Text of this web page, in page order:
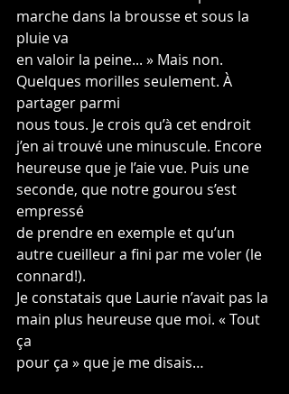
marche dans la brousse et sous la
pluie va
en valoir la peine... » Mais non.
Quelques morilles seulement. À
partager parmi
nous tous. Je crois qu’à cet endroit
j’en ai trouvé une minuscule. Encore
heureuse que je l’aie vue. Puis une
seconde, que notre gourou s’est
empressé
de prendre en exemple et qu’un
autre cueilleur a fini par me voler (le
connard!).
Je constatais que Laurie n’avait pas la
main plus heureuse que moi. « Tout
ça
pour ça » que je me disais…